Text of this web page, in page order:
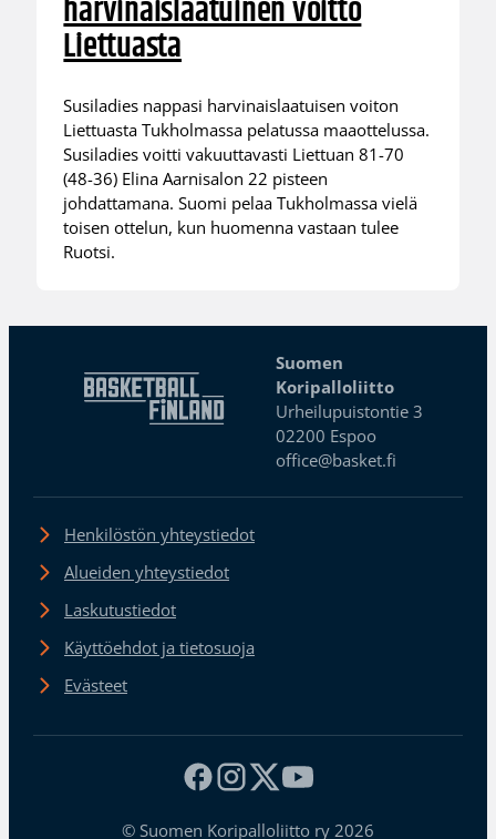
harvinaislaatuinen voitto
Liettuasta
Susiladies nappasi harvinaislaatuisen voiton
Liettuasta Tukholmassa pelatussa maaottelussa.
Susiladies voitti vakuuttavasti Liettuan 81-70
(48-36) Elina Aarnisalon 22 pisteen
johdattamana. Suomi pelaa Tukholmassa vielä
toisen ottelun, kun huomenna vastaan tulee
Ruotsi.
Suomen
Koripalloliitto
Urheilupuistontie 3
02200 Espoo
office@basket.fi
Henkilöstön yhteystiedot
Alueiden yhteystiedot
Laskutustiedot
Käyttöehdot ja tietosuoja
Evästeet
© Suomen Koripalloliitto ry 2026